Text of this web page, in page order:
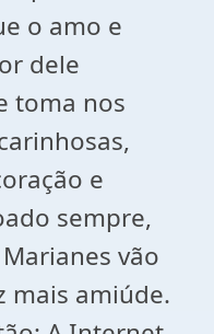
o amo e
dele
toma nos
e
sempre,
vão
mais amiúde.